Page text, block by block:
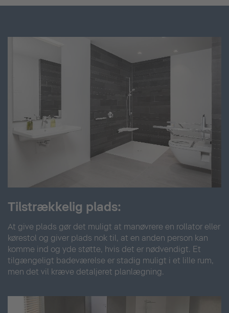
Tilstrækkelig plads:
At give plads gør det muligt at manøvrere en rollator eller
kørestol og giver plads nok til, at en anden person kan
komme ind og yde støtte, hvis det er nødvendigt. Et
tilgængeligt badeværelse er stadig muligt i et lille rum,
men det vil kræve detaljeret planlægning.